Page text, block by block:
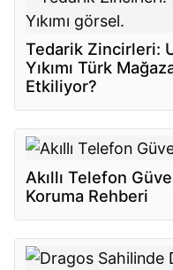
Tedarik Zincirleri:
Yıkımı Türk
Etkiliyor?
Akıllı Telefon
Koruma Rehberi